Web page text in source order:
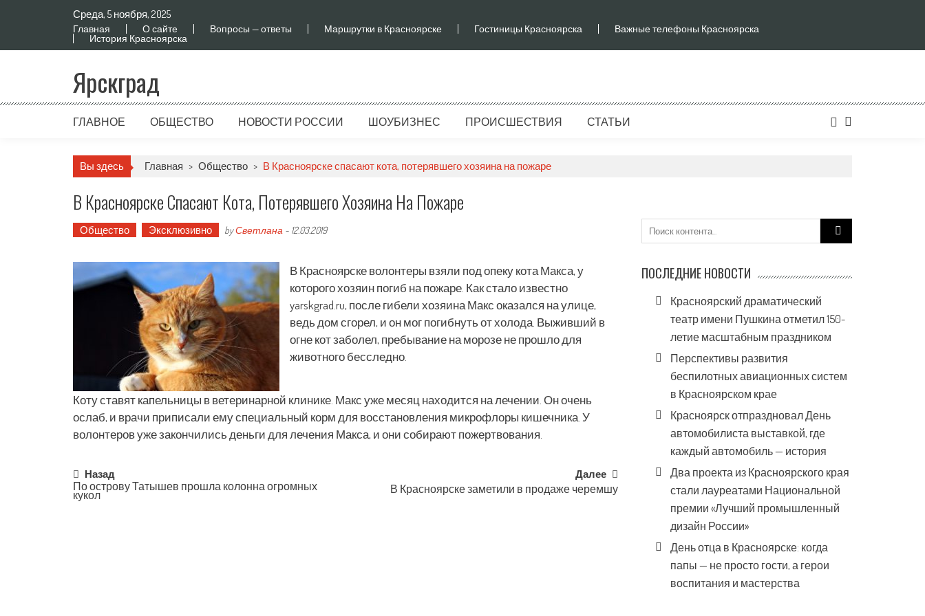
Среда, 5 ноября, 2025
Главная О сайте Вопросы — ответы Маршрутки в Красноярске Гостиницы Красноярска
Важные телефоны Красноярска
История Красноярска
Ярскград
ГЛАВНОЕ ОБЩЕСТВО НОВОСТИ РОССИИ ШОУБИЗНЕС ПРОИСШЕСТВИЯ СТАТЬИ
Вы здесь Главная > Общество > В Красноярске спасают кота, потерявшего хозяина на пожаре
В Красноярске Спасают Кота, Потерявшего Хозяина На Пожаре
Общество Эксклюзивно byСветлана - 12.03.2019
В Красноярске волонтеры взяли под опеку кота Макса, у
которого хозяин погиб на пожаре. Как стало известно
yarskgrad.ru, после гибели хозяина Макс оказался на улице,
ведь дом сгорел, и он мог погибнуть от холода. Выживший в
огне кот заболел, пребывание на морозе не прошло для
животного бесследно.
Коту ставят капельницы в ветеринарной клинике. Макс уже месяц находится на лечении. Он очень
ослаб, и врачи приписали ему специальный корм для восстановления микрофлоры кишечника. У
волонтеров уже закончились деньги для лечения Макса, и они собирают пожертвования.
Post
navigation
Назад
По острову Татышев прошла колонна огромных
кукол
Далее
В Красноярске заметили в продаже черемшу
Search
for:
ПОСЛЕДНИЕ НОВОСТИ
Красноярский драматический
театр имени Пушкина отметил 150-
летие масштабным праздником
Перспективы развития
беспилотных авиационных систем
в Красноярском крае
Красноярск отпраздновал День
автомобилиста выставкой, где
каждый автомобиль — история
Два проекта из Красноярского края
стали лауреатами Национальной
премии «Лучший промышленный
дизайн России»
День отца в Красноярске: когда
папы — не просто гости, а герои
воспитания и мастерства